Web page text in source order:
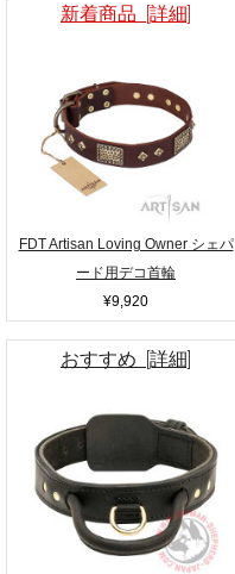
新着商品 [詳細]
FDT Artisan Loving Owner シェパ
ード用デコ首輪
¥9,920
おすすめ [詳細]